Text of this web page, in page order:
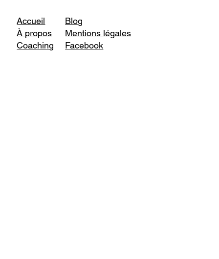
Accueil
À propos
Coaching
Blog
Mentions légales
Facebook